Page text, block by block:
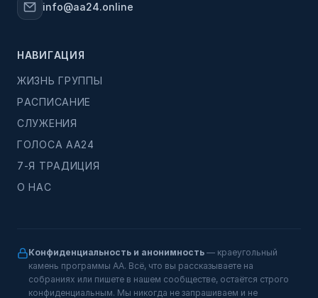
info@aa24.online
НАВИГАЦИЯ
ЖИЗНЬ ГРУППЫ
РАСПИСАНИЕ
СЛУЖЕНИЯ
ГОЛОСА АА24
7-Я ТРАДИЦИЯ
О НАС
Конфиденциальность и анонимность — краеугольный
камень программы АА. Всё, что вы рассказываете на
собраниях или пишете в нашем сообществе, остаётся строго
конфиденциальным. Мы никогда не запрашиваем и не